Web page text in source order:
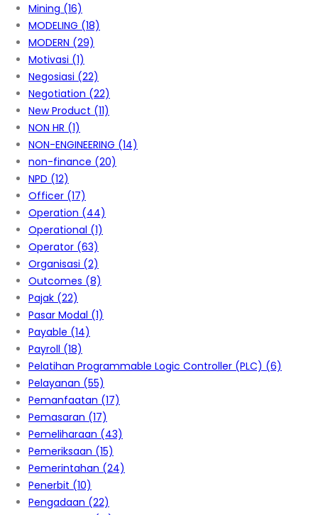
Mining (16)
MODELING (18)
MODERN (29)
Motivasi (1)
Negosiasi (22)
Negotiation (22)
New Product (11)
NON HR (1)
NON-ENGINEERING (14)
non-finance (20)
NPD (12)
Officer (17)
Operation (44)
Operational (1)
Operator (63)
Organisasi (2)
Outcomes (8)
Pajak (22)
Pasar Modal (1)
Payable (14)
Payroll (18)
Pelatihan Programmable Logic Controller (PLC) (6)
Pelayanan (55)
Pemanfaatan (17)
Pemasaran (17)
Pemeliharaan (43)
Pemeriksaan (15)
Pemerintahan (24)
Penerbit (10)
Pengadaan (22)